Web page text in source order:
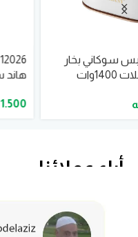
SK-12026 مكواه بخار ملابس
هاند سوكانى 2200وات 310مل
أراء عملائنا